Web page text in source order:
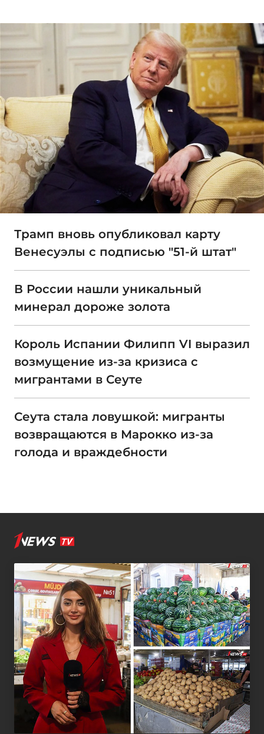
Трамп вновь опубликовал карту
Венесуэлы с подписью "51-й штат"
В России нашли уникальный
минерал дороже золота
Король Испании Филипп VI выразил
возмущение из-за кризиса с
мигрантами в Сеуте
Сеута стала ловушкой: мигранты
возвращаются в Марокко из-за
голода и враждебности